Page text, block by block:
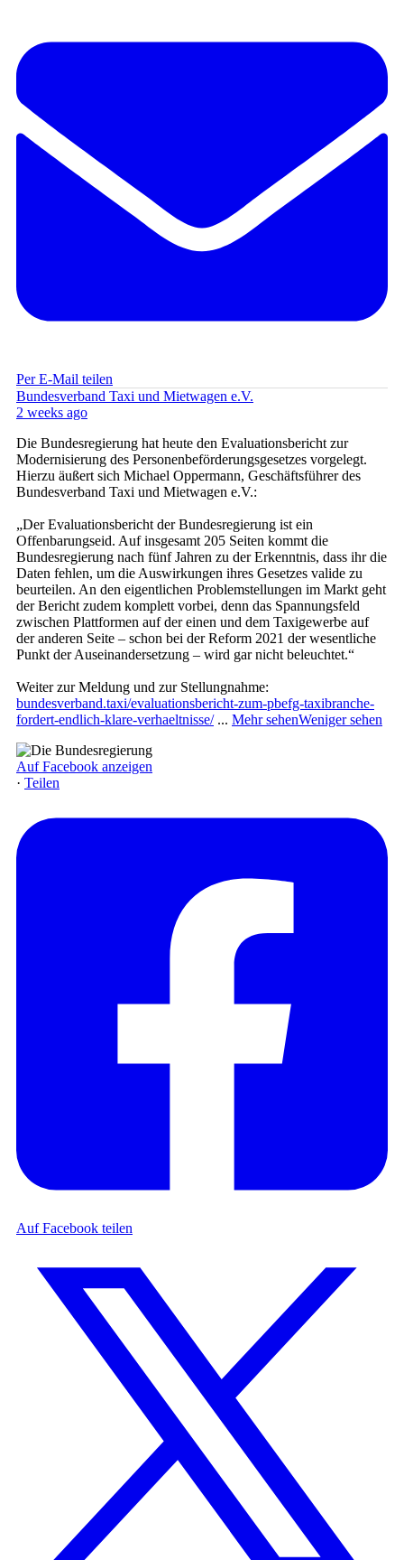
Per E-Mail teilen
Bundesverband Taxi und Mietwagen e.V.
2 weeks ago
Die Bundesregierung hat heute den Evaluationsbericht zur
Modernisierung des Personenbeförderungsgesetzes vorgelegt.
Hierzu äußert sich Michael Oppermann, Geschäftsführer des
Bundesverband Taxi und Mietwagen e.V.:
„Der Evaluationsbericht der Bundesregierung ist ein
Offenbarungseid. Auf insgesamt 205 Seiten kommt die
Bundesregierung nach fünf Jahren zu der Erkenntnis, dass ihr die
Daten fehlen, um die Auswirkungen ihres Gesetzes valide zu
beurteilen. An den eigentlichen Problemstellungen im Markt geht
der Bericht zudem komplett vorbei, denn das Spannungsfeld
zwischen Plattformen auf der einen und dem Taxigewerbe auf
der anderen Seite – schon bei der Reform 2021 der wesentliche
Punkt der Auseinandersetzung – wird gar nicht beleuchtet.“
Weiter zur Meldung und zur Stellungnahme:
bundesverband.taxi/evaluationsbericht-zum-pbefg-taxibranche-
fordert-endlich-klare-verhaeltnisse/ ... Mehr sehenWeniger sehen
Auf Facebook anzeigen
· Teilen
Auf Facebook teilen